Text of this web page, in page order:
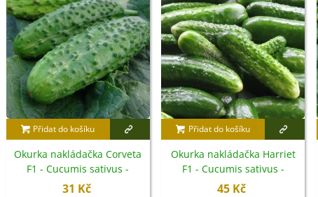
Přidat do košíku
Okurka nakládačka Corveta
F1 - Cucumis sativus -
semena - 20 ks
31 Kč
Přidat do košíku
Okurka nakládačka Harriet
F1 - Cucumis sativus -
semena - 20 ks
45 Kč